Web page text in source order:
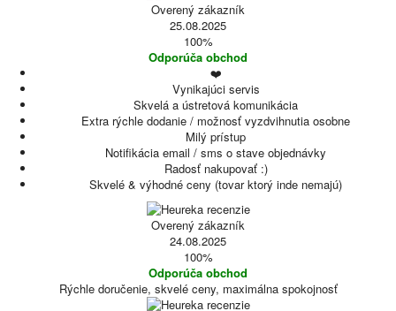
Overený zákazník
25.08.2025
100%
Odporúča obchod
❤️
Vynikajúci servis
Skvelá a ústretová komunikácia
Extra rýchle dodanie / možnosť vyzdvihnutia osobne
Milý prístup
Notifikácia email / sms o stave objednávky
Radosť nakupovať :)
Skvelé & výhodné ceny (tovar ktorý inde nemajú)
Overený zákazník
24.08.2025
100%
Odporúča obchod
Rýchle doručenie, skvelé ceny, maximálna spokojnosť